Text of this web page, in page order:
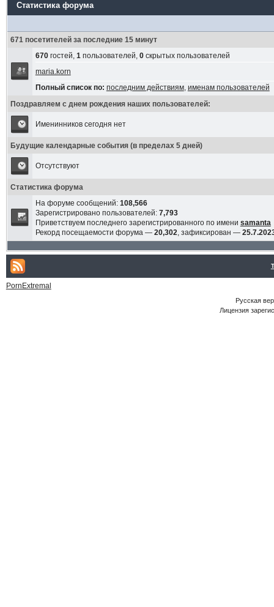
Статистика форума
671 посетителей за последние 15 минут
670гостей, 1пользователей, 0скрытых пользователей
maria.korn
Полный список по: последним действиям, именам пользователей
Поздравляем с днем рождения наших пользователей:
Именинников сегодня нет
Будущие календарные события (в пределах 5 дней)
Отсутствуют
Статистика форума
На форуме сообщений: 108,566
Зарегистрировано пользователей: 7,793
Приветствуем последнего зарегистрированного по имени samanta
Рекорд посещаемости форума — 20,302, зафиксирован —
PornExtremal
Русская
Лицензия